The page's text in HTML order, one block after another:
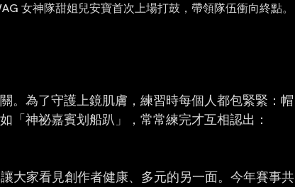
女神隊甜姐兒安寶首次上場打鼓，帶領隊伍衝向終點。
。為了守護上鏡肌膚，練習時每個人都包緊緊：帽
「神祕嘉賓划船趴」，常常練完才互相認出：
大家看見創作者健康、多元的另一面。今年賽事共